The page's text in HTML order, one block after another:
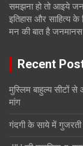
समझना हो तो आइये
इतिहास और साहित्य
मन की बात है
Recent
मुस्लिम बाहुल्य सीटों
मांग
गंदगी के साये में गुजरती